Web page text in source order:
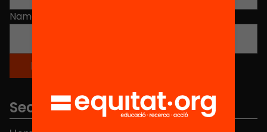
Name
Sections